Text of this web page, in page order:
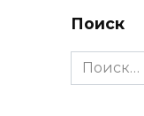
Поиск
Search
for: